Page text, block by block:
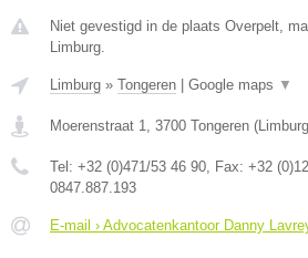
Niet gevestigd in de plaats Overpelt,
Limburg.
Limburg » Tongeren Google maps ▼
Moerenstraat 1, 3700 Tongeren (Limburg
Tel: +32 (0)471/53 46 90, Fax: +32
0847.887.193
E-mail › Advocatenkantoor Danny